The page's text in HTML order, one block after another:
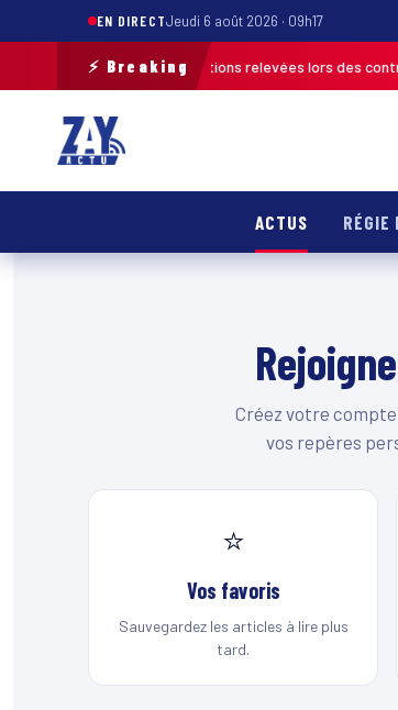
EN DIRECTJeudi 6 août 2026 · 09h17
⚡ Breaking
2026 : plus de 120 infractions relevées lors des
ACTUS RÉGIE
Créez votre
vos repères
⭐
Vos favoris
Sauvegardez les articles à lire plus
tard.